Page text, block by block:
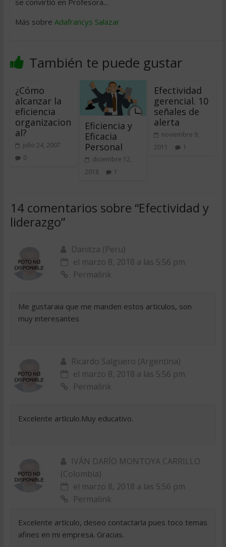
se convirtió en Profesora...
Más sobre Adafrancys Salazar
También te puede gustar
¿Cómo
alcanzar la
eficiencia
organizacion
al?
julio 24, 2007
0
Eficiencia y
Eficacia
Personal
diciembre 12,
2018
1
Efectividad
gerencial. 10
señales de
alerta
noviembre 9,
2011
1
14 comentarios sobre “Efectividad y
liderazgo”
Danitza (Peru)
el marzo 8, 2018 a las 5:56 pm
Permalink
Me gustaraia que me manden estos articulos, son
muy interesantes
Ricardo Salguero (Argentina)
el marzo 8, 2018 a las 5:56 pm
Permalink
Excelente artìculo.Muy educativo.
IVÁN DARÍO MONTOYA CARRILLO
(Colombia)
el marzo 8, 2018 a las 5:56 pm
Permalink
Excelente artículo, deseo contactarla pues toco temas
afines en mi empresa. Gracias.